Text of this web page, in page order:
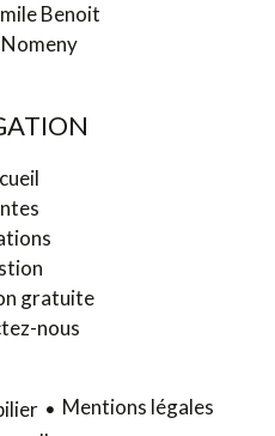
Benoit
gratuite
nous
Mentions légales